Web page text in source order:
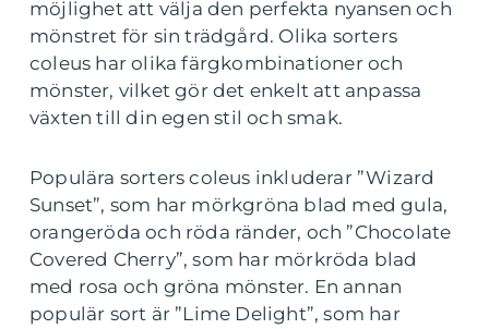
möjlighet att välja den perfekta nyansen och
mönstret för sin trädgård. Olika sorters
coleus har olika färgkombinationer och
mönster, vilket gör det enkelt att anpassa
växten till din egen stil och smak.
Populära sorters coleus inkluderar ”Wizard
Sunset”, som har mörkgröna blad med gula,
orangeröda och röda ränder, och ”Chocolate
Covered Cherry”, som har mörkröda blad
med rosa och gröna mönster. En annan
populär sort är ”Lime Delight”, som har